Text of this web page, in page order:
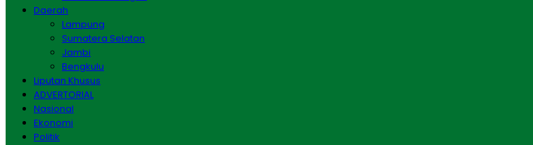
Daerah
Lampung
Sumatera Selatan
Jambi
Bengkulu
Liputan Khusus
ADVERTORIAL
Nasional
Ekonomi
Politik